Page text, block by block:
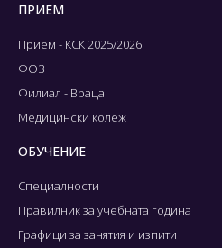
ПРИЕМ
Прием - КСК 2025/2026
ФОЗ
Филиал - Враца
Медицински колеж
ОБУЧЕНИЕ
Специалности
Правилник за учебната година
Графици за занятия и изпити